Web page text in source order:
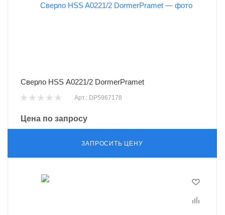
Сверло HSS A0221/2 DormerPramet
Арт.: DP5967178
Цена по запросу
ЗАПРОСИТЬ ЦЕНУ